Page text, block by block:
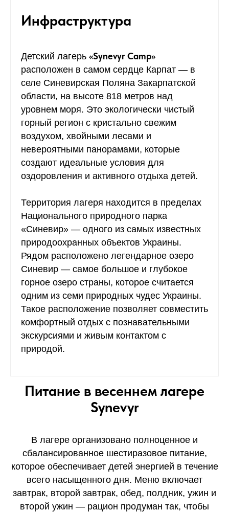
Инфраструктура
Детский лагерь «Synevyr Camp»
расположен в самом сердце Карпат — в
селе Синевирская Поляна Закарпатской
области, на высоте 818 метров над
уровнем моря. Это экологически чистый
горный регион с кристально свежим
воздухом, хвойными лесами и
невероятными панорамами, которые
создают идеальные условия для
оздоровления и активного отдыха детей.
Территория лагеря находится в пределах
Национального природного парка
«Синевир» — одного из самых известных
природоохранных объектов Украины.
Рядом расположено легендарное озеро
Синевир — самое большое и глубокое
горное озеро страны, которое считается
одним из семи природных чудес Украины.
Такое расположение позволяет совместить
комфортный отдых с познавательными
экскурсиями и живым контактом с
природой.
Питание в весеннем лагере
Synevyr
В лагере организовано полноценное и
сбалансированное шестиразовое питание,
которое обеспечивает детей энергией в течение
всего насыщенного дня. Меню включает
завтрак, второй завтрак, обед, полдник, ужин и
второй ужин — рацион продуман так, чтобы